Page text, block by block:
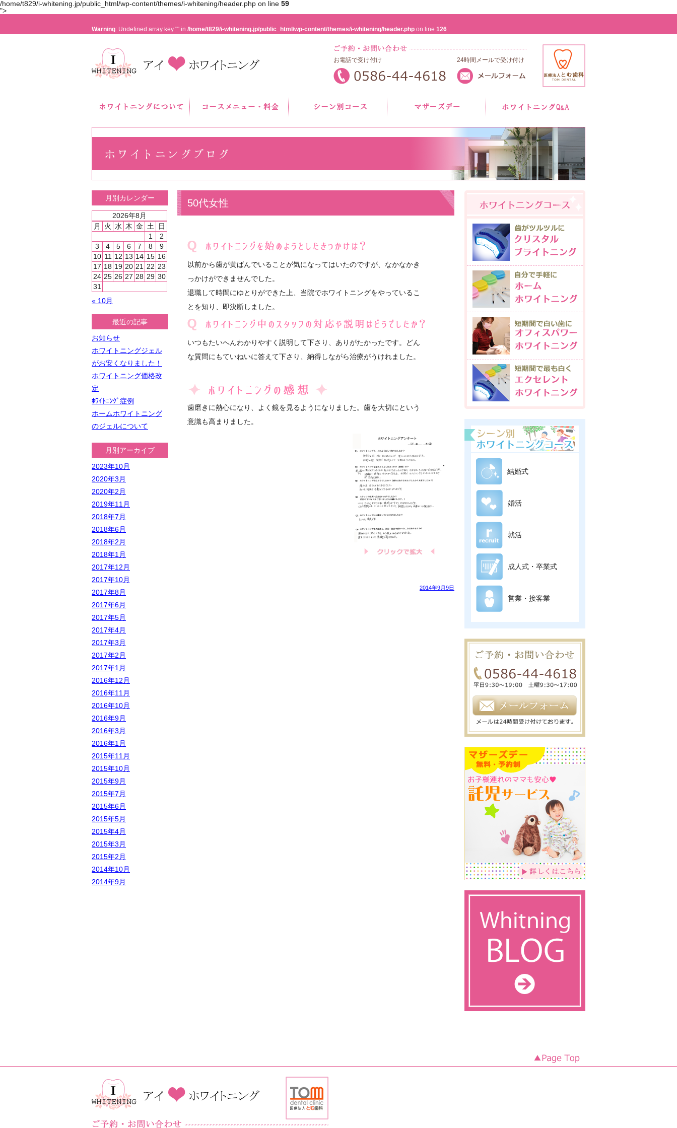
/home/t829/i-whitening.jp/public_html/wp-content/themes/i-whitening/header.php on line 59
">
Warning: Undefined array key "" in /home/t829/i-whitening.jp/public_html/wp-content/themes/i-whitening/header.php on line 126
お電話で受け付け 24時間メールで受け付け
50代女性
以前から歯が黄ばんでいることが気になってはいたのですが、なかなかき
っかけができませんでした。
退職して時間にゆとりができた上、当院でホワイトニングをやっているこ
とを知り、即決断しました。
いつもたいへんわかりやすく説明して下さり、ありがたかったです。どん
な質問にもていねいに答えて下さり、納得しながら治療がうけれました。
歯磨きに熱心になり、よく鏡を見るようになりました。歯を大切にという
意識も高まりました。
2014年9月9日
月別カレンダー
2026年8月
月
火 水 木 金 土
日
1
2
3
4 5 6 7 8
9
10 11 12 13 14 15 16
17 18 19 20 21 22 23
24 25 26 27 28 29 30
31
« 10月
最近の記事
お知らせ
ホワイトニングジェル
がお安くなりました！
ホワイトニング価格改
定
ﾎﾜｲﾄﾆﾝｸﾞ症例
ホームホワイトニング
のジェルについて
月別アーカイブ
2023年10月
2020年3月
2020年2月
2019年11月
2018年7月
2018年6月
2018年2月
2018年1月
2017年12月
2017年10月
2017年8月
2017年6月
2017年5月
2017年4月
2017年3月
2017年2月
2017年1月
2016年12月
2016年11月
2016年10月
2016年9月
2016年3月
2016年1月
2015年11月
2015年10月
2015年9月
2015年7月
2015年6月
2015年5月
2015年4月
2015年3月
2015年2月
2014年10月
2014年9月
結婚式
婚活
就活
成人式・卒業式
営業・接客業